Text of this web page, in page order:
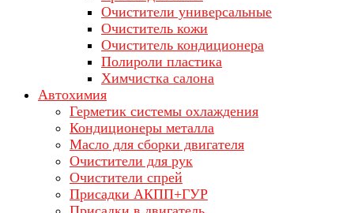
Очистители универсальные
Очиститель кожи
Очиститель кондиционера
Полироли пластика
Химчистка салона
Автохимия
Герметик системы охлаждения
Кондиционеры металла
Масло для сборки двигателя
Очистители для рук
Очистители спрей
Присадки АКПП+ГУР